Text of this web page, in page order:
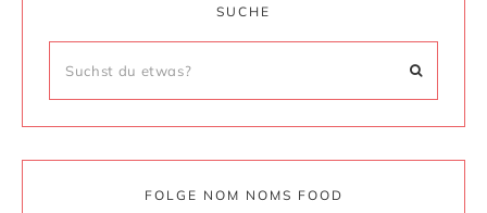
SUCHE
FOLGE NOM NOMS FOOD